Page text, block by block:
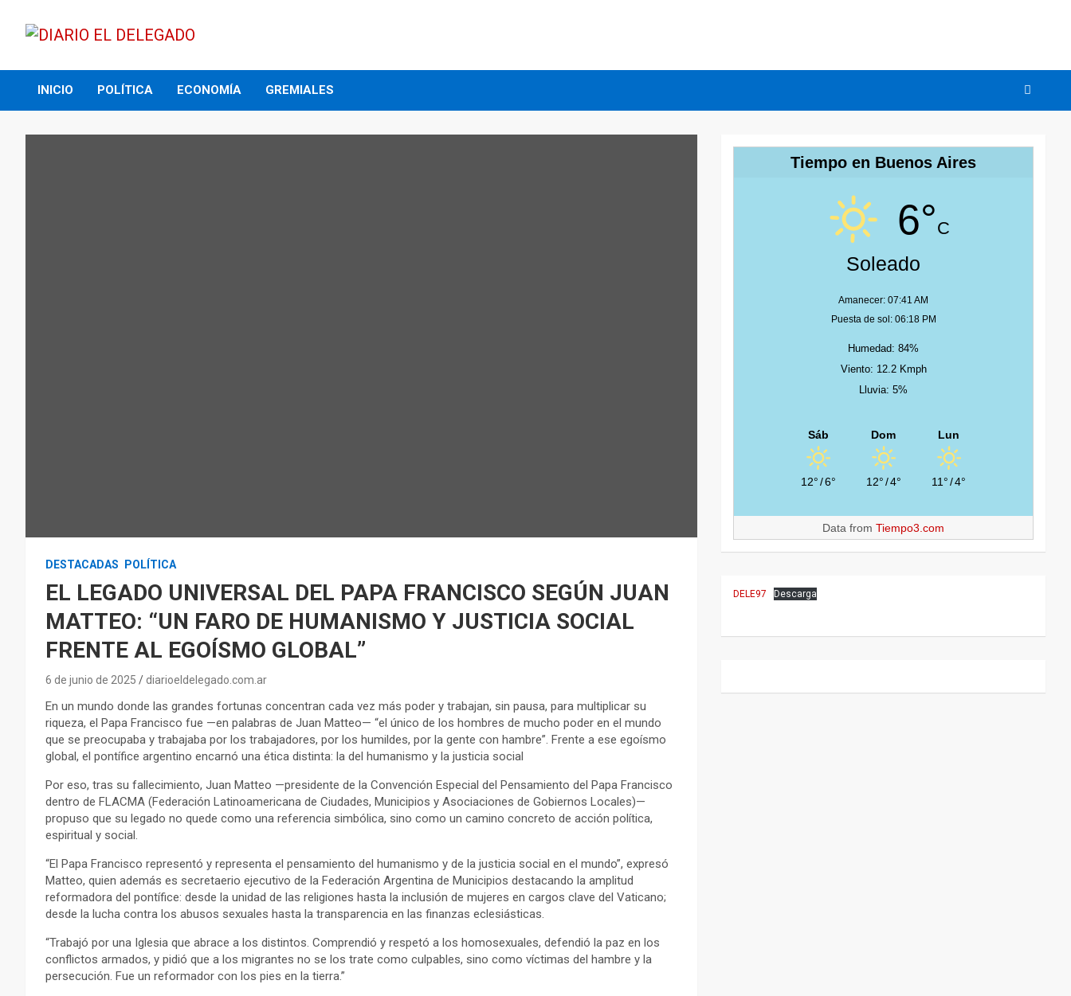
content
DIARIO EL DELEGADO
INICIO POLÍTICA ECONOMÍA GREMIALES
DESTACADAS POLÍTICA
EL LEGADO UNIVERSAL DEL PAPA FRANCISCO SEGÚN JUAN
MATTEO: “UN FARO DE HUMANISMO Y JUSTICIA SOCIAL
FRENTE AL EGOÍSMO GLOBAL”
6 de junio de 2025 diarioeldelegado.com.ar
En un mundo donde las grandes fortunas concentran cada vez más poder y trabajan, sin pausa, para multiplicar su
riqueza, el Papa Francisco fue —en palabras de Juan Matteo— “el único de los hombres de mucho poder en el mundo
que se preocupaba y trabajaba por los trabajadores, por los humildes, por la gente con hambre”. Frente a ese egoísmo
global, el pontífice argentino encarnó una ética distinta: la del humanismo y la justicia social
Por eso, tras su fallecimiento, Juan Matteo —presidente de la Convención Especial del Pensamiento del Papa Francisco
dentro de FLACMA (Federación Latinoamericana de Ciudades, Municipios y Asociaciones de Gobiernos Locales)—
propuso que su legado no quede como una referencia simbólica, sino como un camino concreto de acción política,
espiritual y social.
“El Papa Francisco representó y representa el pensamiento del humanismo y de la justicia social en el mundo”, expresó
Matteo, quien además es secretaerio ejecutivo de la Federación Argentina de Municipios destacando la amplitud
reformadora del pontífice: desde la unidad de las religiones hasta la inclusión de mujeres en cargos clave del Vaticano;
desde la lucha contra los abusos sexuales hasta la transparencia en las finanzas eclesiásticas.
“Trabajó por una Iglesia que abrace a los distintos. Comprendió y respetó a los homosexuales, defendió la paz en los
conflictos armados, y pidió que a los migrantes no se los trate como culpables, sino como víctimas del hambre y la
persecución. Fue un reformador con los pies en la tierra.”
Tiempo en Buenos Aires
6°C
Soleado
Amanecer: 07:41 AM
Puesta de sol: 06:18 PM
Humedad: 84%
Viento: 12.2 Kmph
Lluvia: 5%
Sáb
12°/6°
Dom
12°/4°
Lun
11°/4°
Data fromTiempo3.com
DELE97 Descarga